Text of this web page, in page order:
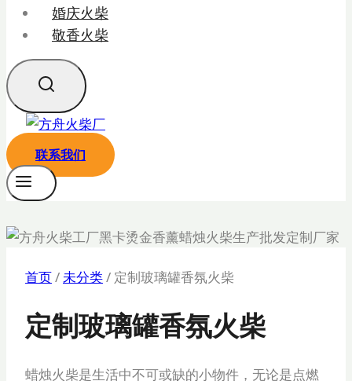
婚庆火柴
敬香火柴
联系我们
首页/未分类/ 定制玻璃罐香氛火柴
定制玻璃罐香氛火柴
蜡烛火柴是生活中不可或缺的小物件，无论是点燃